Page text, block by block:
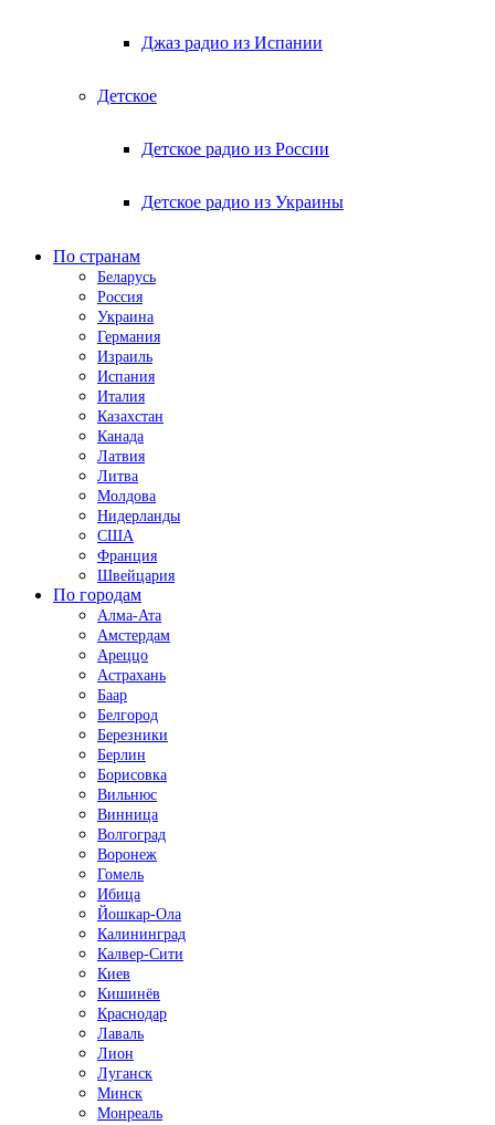
Джаз радио из Испании
Детское
Детское радио из России
Детское радио из Украины
По странам
Беларусь
Россия
Украина
Германия
Израиль
Испания
Италия
Казахстан
Канада
Латвия
Литва
Молдова
Нидерланды
США
Франция
Швейцария
По городам
Алма-Ата
Амстердам
Ареццо
Астрахань
Баар
Белгород
Березники
Берлин
Борисовка
Вильнюс
Винница
Волгоград
Воронеж
Гомель
Ибица
Йошкар-Ола
Калининград
Калвер-Сити
Киев
Кишинёв
Краснодар
Лаваль
Лион
Луганск
Минск
Монреаль